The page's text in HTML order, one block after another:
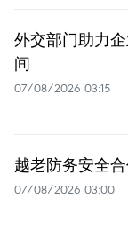
外交部门助力
间
07/08/2026 03:15
越老防务安全
07/08/2026 03:00